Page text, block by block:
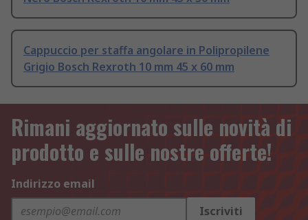
Cappuccio per staffa angolare in Polipropilene
Grigio Bosch Rexroth 10 mm 45 x 60 mm
Rimani aggiornato sulle novità di
prodotto e sulle nostre offerte!
Indirizzo email
Iscriviti